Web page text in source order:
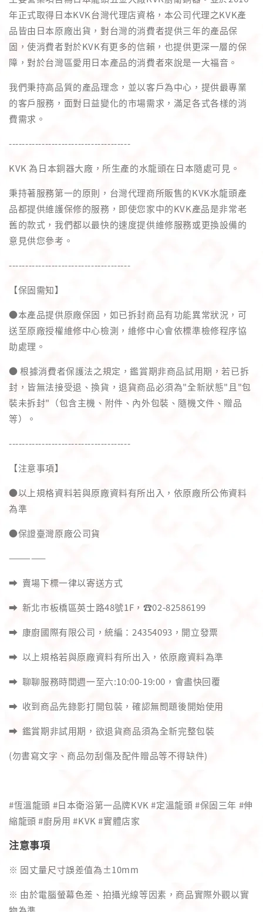
年正式取得日本KVK台灣代理店資格，本公司代理之KVK產
品皆由日本原廠出貨，對台灣的消費者提供三年的產品保
固，使消費者對於KVK有更多的信賴，也提供更深一層的保
障，對於台灣區愛用日本產品的消費者來說是一大福音。
我們秉持高品質的產品理念，並以客戶為中心，提供最專業
的客戶服務，面對日益變化的市場需求，滿足各式各樣的消
費需求。
-------------------------------------
KVK 為日本銅器大廠，所生產的水龍頭在日本隨處可見。
秉持著服務第一的原則，台灣代理商所販售的KVK水龍頭產
品都提供維護保修的服務，即使您家中的KVK產品是非常老
舊的款式，我們都以最快的速度提供維修服務或更換設備的
意見供您參考。
-------------------------------------
【保固需知】
●本產品提供原廠保固，如已拆封商品有功能異常狀況，可
送至原廠授權維修中心檢測，維修中心會依標準檢修程序協
助處理。
● 根據消費者保護法之規定，鑑賞期非商品試用期，若已拆
封，皆無法接受退、換貨，退貨商品必須為"全新狀態"且"包
裝未拆封"（包含主機、附件、內外包裝、隨機文件、贈品
等）。
-------------------------------------
【注意事項】
●以上規格資料若與原廠資料有所出入，依原廠所公佈資料
為準
●保證臺灣原廠公司貨
—————
➡️ 賣場下標一律以寄送方式
➡️ 新北市板橋區英士路48號1F，☎️02-82586199
➡️ 康廚國際有限公司，統編：24354093，開立發票
➡️ 以上規格若與原廠資料有所出入，依原廠資料為準
➡️ 聊聊服務時間週一至六:10:00-19:00，會盡快回覆
➡️ 收到商品先錄影打開包裝，確認無問題後開始使用
➡️ 鑑賞期非試用期，欲退貨商品須為全新完整包裝
(勿書寫文字、商品勿刮傷及配件贈品等不得缺件)
#恆溫龍頭 #日本衛浴第一品牌KVK #定溫龍頭 #保固三年 #伸
縮龍頭 #廚房用 #KVK #實體店家
注意事項
※ 固丈量尺寸誤差值為±10mm
※ 由於電腦螢幕色差、拍攝光線等因素，商品實際外觀以實